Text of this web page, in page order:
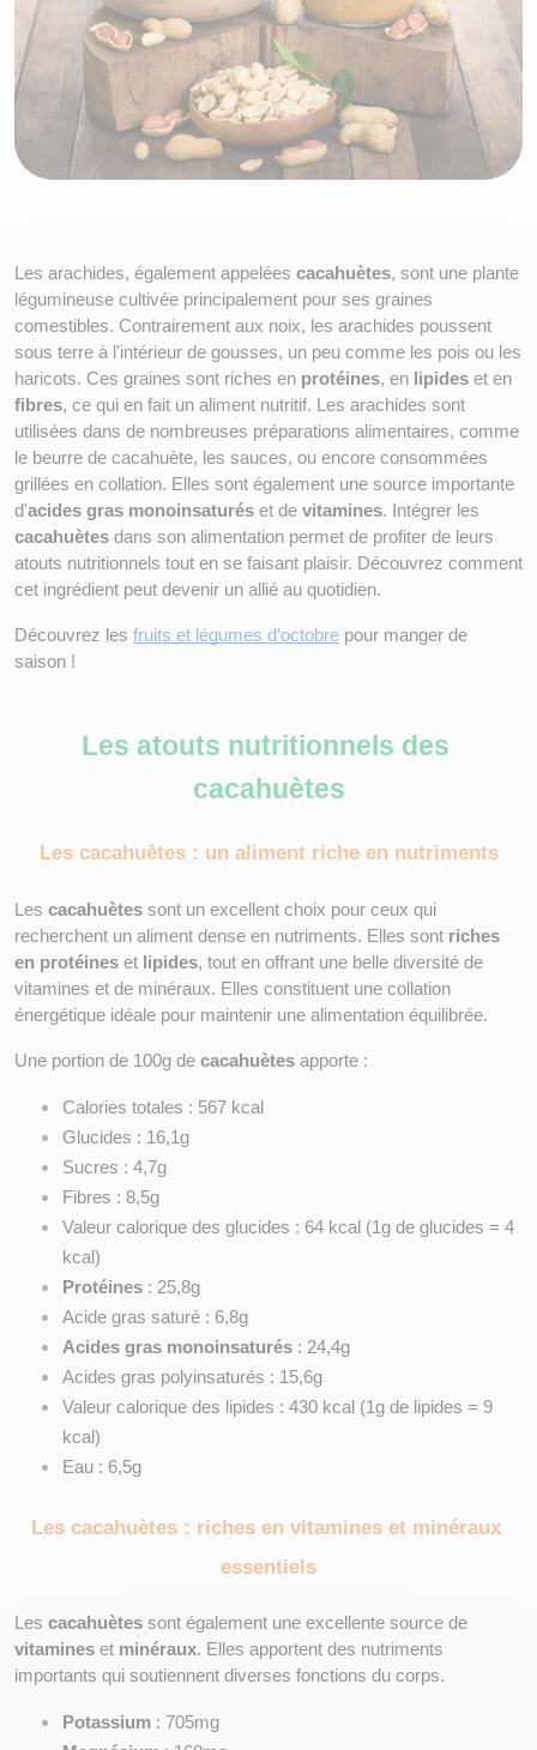
Les arachides, également appelées cacahuètes, sont une plante
légumineuse cultivée principalement pour ses graines
comestibles. Contrairement aux noix, les arachides poussent
sous terre à l'intérieur de gousses, un peu comme les pois ou les
haricots. Ces graines sont riches en protéines, en lipides
fibres, ce qui en fait un aliment nutritif. Les arachides sont
utilisées dans de nombreuses préparations alimentaires, comme
le beurre de cacahuète, les sauces, ou encore consommées
grillées en collation. Elles sont également une source importante
d'acides gras monoinsaturés et de vitamines
cacahuètes dans son alimentation permet de profiter de leurs
atouts nutritionnels tout en se faisant plaisir. Découvrez comment
cet ingrédient peut devenir un allié au quotidien.
Découvrez les fruits et légumes d’octobre pour manger de
saison !
Les atouts nutritionnels des
cacahuètes
Les cacahuètes : un aliment riche en nutriments
Les cacahuètes sont un excellent choix pour ceux qui
recherchent un aliment dense en nutriments. Elles sont riches
en protéines et lipides, tout en offrant une belle diversité de
vitamines et de minéraux. Elles constituent une collation
énergétique idéale pour maintenir une alimentation équilibrée.
Une portion de 100g de cacahuètes apporte :
Calories totales : 567 kcal
Glucides : 16,1g
Sucres : 4,7g
Fibres : 8,5g
Valeur calorique des glucides : 64 kcal (1g de glucides = 4
kcal)
Protéines : 25,8g
Acide gras saturé : 6,8g
Acides gras monoinsaturés : 24,4g
Acides gras polyinsaturés : 15,6g
Valeur calorique des lipides : 430 kcal (1g de lipides = 9
kcal)
Eau : 6,5g
Les cacahuètes : riches en vitamines et minéraux
essentiels
Les cacahuètes
vitamines et minéraux. Elles apportent des nutriments
importants qui soutiennent diverses fonctions du corps.
Potassium : 705mg